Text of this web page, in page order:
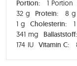
Portion: 1 Portion
32 g Protein: 8 g
1 g Cholesterin: 1
341 mg Ballaststoff:
174 IU Vitamin C: